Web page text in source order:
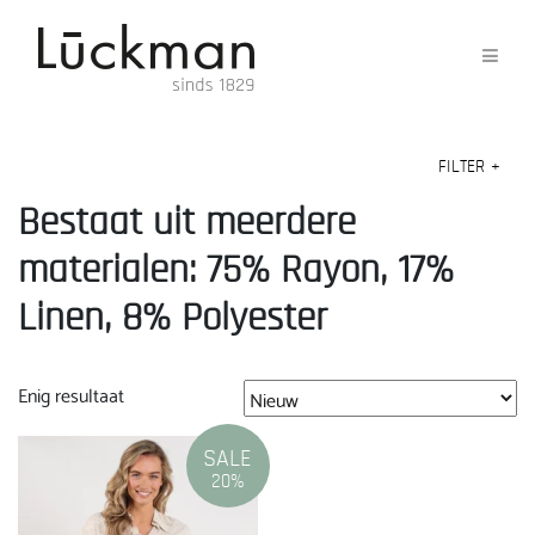
FILTER +
Bestaat uit meerdere
materialen: 75% Rayon, 17%
Linen, 8% Polyester
Enig resultaat
SALE
20%